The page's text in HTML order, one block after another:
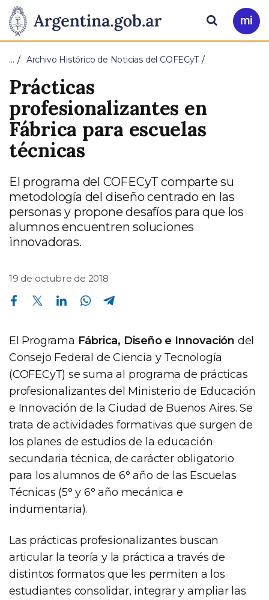
Presidencia
de
la
Nación
Pasar al contenido principal
Ir
a
Buscar
… Archivo Histórico de Noticias del COFECyT
Prácticas
profesionalizantes en
Fábrica para escuelas
técnicas
El programa del COFECyT comparte su
metodología del diseño centrado en las
personas y propone desafíos para que los
alumnos encuentren soluciones
innovadoras.
19 de octubre de 2018
Compartir en Facebook Compartir en Twitter Compartir en Linkedin Compartir en Whatsapp
El Programa Fábrica, Diseño e Innovación del
Consejo Federal de Ciencia y Tecnología
(COFECyT) se suma al programa de prácticas
profesionalizantes del Ministerio de Educación
e Innovación de la Ciudad de Buenos Aires. Se
trata de actividades formativas que surgen de
los planes de estudios de la educación
secundaria técnica, de carácter obligatorio
para los alumnos de 6° año de las Escuelas
Técnicas (5° y 6° año mecánica e
indumentaria).
Las prácticas profesionalizantes buscan
articular la teoría y la práctica a través de
distintos formatos que les permiten a los
estudiantes consolidar, integrar y ampliar las